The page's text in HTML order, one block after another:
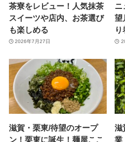
茶寮をレビュー！人気抹茶
スイーツや店内、お茶選び
も楽しめる
2026年7月27日
ニ
望
滋賀・栗東/待望のオープ
ン！栗東に誕生！麺屋ここ
滋
業